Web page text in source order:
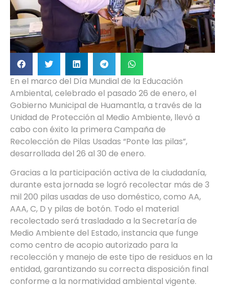
En el marco del Día Mundial de la Educación
Ambiental, celebrado el pasado 26 de enero, el
Gobierno Municipal de Huamantla, a través de la
Unidad de Protección al Medio Ambiente, llevó a
cabo con éxito la primera Campaña de
Recolección de Pilas Usadas “Ponte las pilas”,
desarrollada del 26 al 30 de enero.
Gracias a la participación activa de la ciudadanía,
durante esta jornada se logró recolectar más de 3
mil 200 pilas usadas de uso doméstico, como AA,
AAA, C, D y pilas de botón. Todo el material
recolectado será trasladado a la Secretaría de
Medio Ambiente del Estado, instancia que funge
como centro de acopio autorizado para la
recolección y manejo de este tipo de residuos en la
entidad, garantizando su correcta disposición final
conforme a la normatividad ambiental vigente.